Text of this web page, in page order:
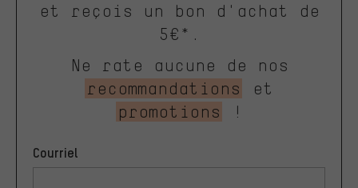
et reçois un bon d'achat de
5€*.
Ne rate aucune de nos
recommandations
et
promotions
!
Courriel